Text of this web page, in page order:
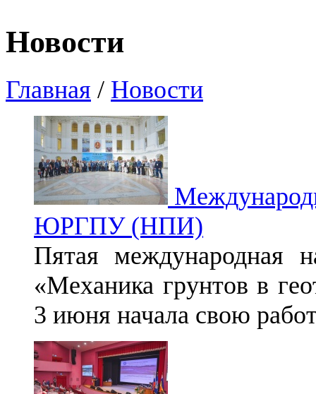
Новости
Главная / Новости
ЮРГПУ (НПИ)
Пятая международная
«Механика грунтов в
3 июня начала свою